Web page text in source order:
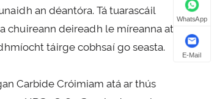
an déantóra. Tá tuarascáil
deireadh le míreanna atá faoi
táirge cobhsaí go seasta.
Carbide Cróimiam atá ar thús
WhatsApp
E-Mail